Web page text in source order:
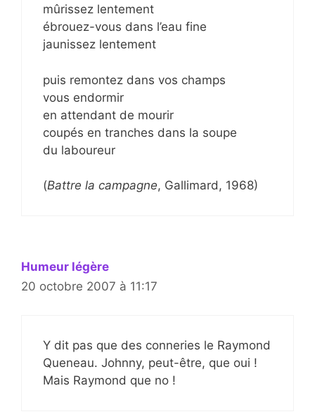
mûrissez lentement
ébrouez-vous dans l’eau fine
jaunissez lentement
puis remontez dans vos champs
vous endormir
en attendant de mourir
coupés en tranches dans la soupe
du laboureur
(Battre la campagne, Gallimard, 1968)
Humeur légère
20 octobre 2007 à 11:17
Y dit pas que des conneries le Raymond
Queneau. Johnny, peut-être, que oui !
Mais Raymond que no !